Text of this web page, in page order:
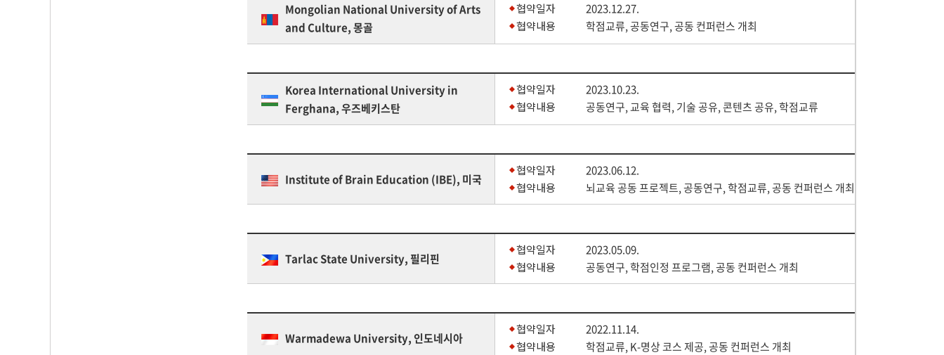
Mongolian National University of Arts
and Culture, 몽골
협약일자
협약내용
2023.12.27.
학점교류, 공동연구, 공동 컨퍼런스 개최
Korea International University in
Ferghana, 우즈베키스탄
협약일자
협약내용
2023.10.23.
공동연구, 교육 협력, 기술 공유, 콘텐츠 공유, 학점교류
Institute of Brain Education (IBE), 미국
협약일자
협약내용
2023.06.12.
뇌교육 공동 프로젝트, 공동연구, 학점교류, 공동 컨퍼런스 개최
Tarlac State University, 필리핀
협약일자
협약내용
2023.05.09.
공동연구, 학점인정 프로그램, 공동 컨퍼런스 개최
Warmadewa University, 인도네시아
협약일자
협약내용
2022.11.14.
학점교류, K-명상 코스 제공, 공동 컨퍼런스 개최